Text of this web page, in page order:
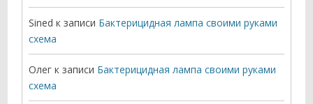
Sined к записи Бактерицидная лампа своими руками
схема
Олег к записи Бактерицидная лампа своими руками
схема